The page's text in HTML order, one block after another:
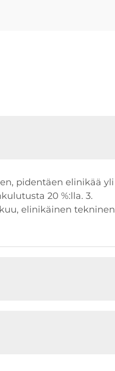
pidentäen elinikää yli
20 %:lla. 3.
elinikäinen tekninen